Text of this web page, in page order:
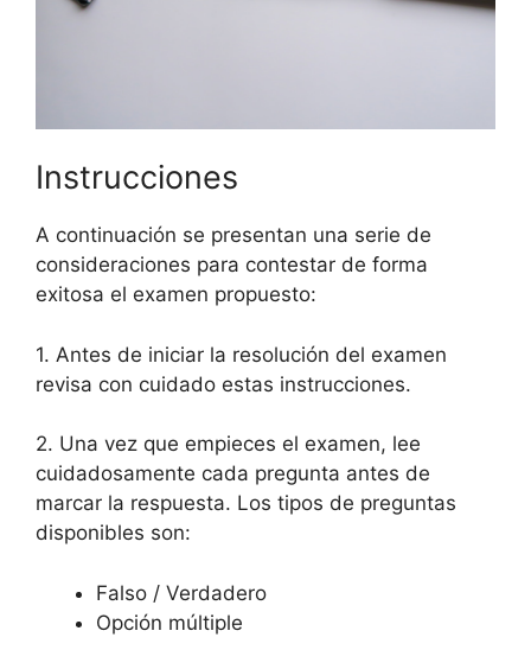
Instrucciones
A continuación se presentan una serie de
consideraciones para contestar de forma
exitosa el examen propuesto:
1. Antes de iniciar la resolución del examen
revisa con cuidado estas instrucciones.
2. Una vez que empieces el examen, lee
cuidadosamente cada pregunta antes de
marcar la respuesta. Los tipos de preguntas
disponibles son:
Falso / Verdadero
Opción múltiple